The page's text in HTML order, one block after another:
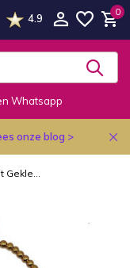
4.9
0
Whatsapp
onze blog >
Gekle...